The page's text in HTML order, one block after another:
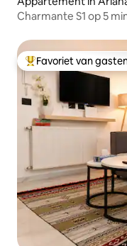
Charmante S1 op 5
Topfavoriet van
Favoriet van